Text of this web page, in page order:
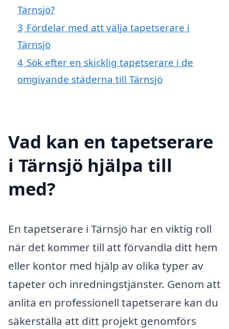
Tärnsjö?
3 Fördelar med att välja tapetserare i
Tärnsjö
4 Sök efter en skicklig tapetserare i de
omgivande städerna till Tärnsjö
Vad kan en tapetserare
i Tärnsjö hjälpa till
med?
En tapetserare i Tärnsjö har en viktig roll
när det kommer till att förvandla ditt hem
eller kontor med hjälp av olika typer av
tapeter och inredningstjänster. Genom att
anlita en professionell tapetserare kan du
säkerställa att ditt projekt genomförs